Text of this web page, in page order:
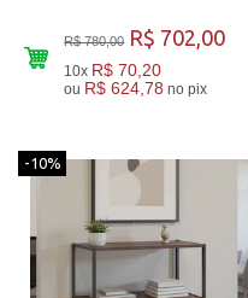
R$ 780,00 R$ 702,00
10x R$ 70,20
ou R$ 624,78 no pix
-10%